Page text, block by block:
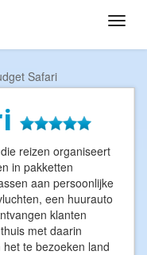
Safari
reizen organiseert
in pakketten
aan persoonlijke
een huurauto
klanten
met daarin
te bezoeken land